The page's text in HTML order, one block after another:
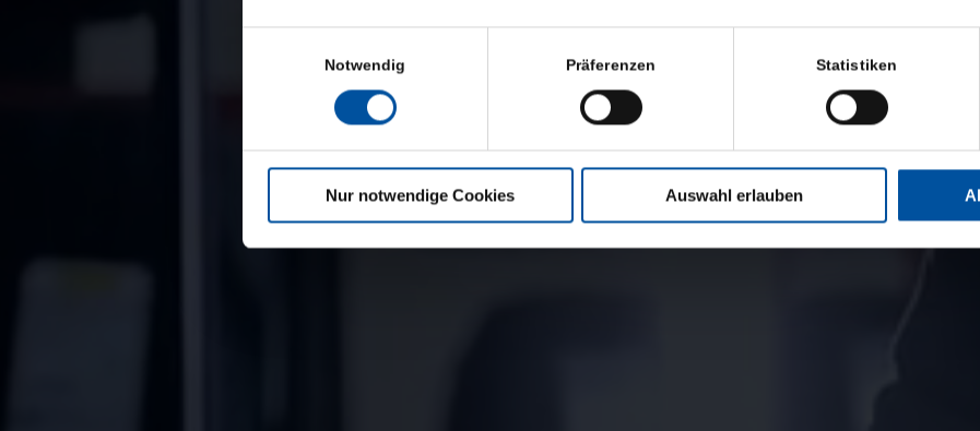
Notwendig Präferenzen Statistiken
Nur notwendige Cookies Auswahl erlauben